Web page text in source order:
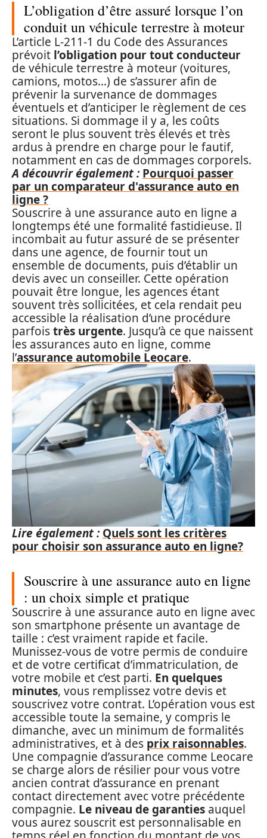
L’obligation d’être assuré lorsque l’on
conduit un véhicule terrestre à moteur
L’article L-211-1 du Code des Assurances
prévoit l’obligation pour tout conducteur
de véhicule terrestre à moteur (voitures,
camions, motos…) de s’assurer afin de
prévenir la survenance de dommages
éventuels et d’anticiper le règlement de ces
situations. Si dommage il y a, les coûts
seront le plus souvent très élevés et très
ardus à prendre en charge pour le fautif,
notamment en cas de dommages corporels.
A découvrir également : Pourquoi passer
par un comparateur d'assurance auto en
ligne ?
Souscrire à une assurance auto en ligne a
longtemps été une formalité fastidieuse. Il
incombait au futur assuré de se présenter
dans une agence, de fournir tout un
ensemble de documents, puis d’établir un
devis avec un conseiller. Cette opération
pouvait être longue, les agences étant
souvent très sollicitées, et cela rendait peu
accessible la réalisation d’une procédure
parfoistrès urgente. Jusqu’à ce que naissent
les assurances auto en ligne, comme
l’assurance automobile Leocare.
Lire également : Quels sont les critères
pour choisir son assurance auto en ligne?
Souscrire à une assurance auto en ligne
: un choix simple et pratique
Souscrire à une assurance auto en ligne avec
son smartphone présente un avantage de
taille : c’est vraiment rapide et facile.
Munissez-vous de votre permis de conduire
et de votre certificat d’immatriculation, de
votre mobile et c’est parti. En quelques
minutes, vous remplissez votre devis et
souscrivez votre contrat. L’opération vous est
accessible toute la semaine, y compris le
dimanche, avec un minimum de formalités
administratives, et à des prix raisonnables.
Une compagnie d’assurance comme Leocare
se charge alors de résilier pour vous votre
ancien contrat d’assurance en prenant
contact directement avec votre précédente
compagnie. Le niveau de garanties auquel
vous aurez souscrit est personnalisable en